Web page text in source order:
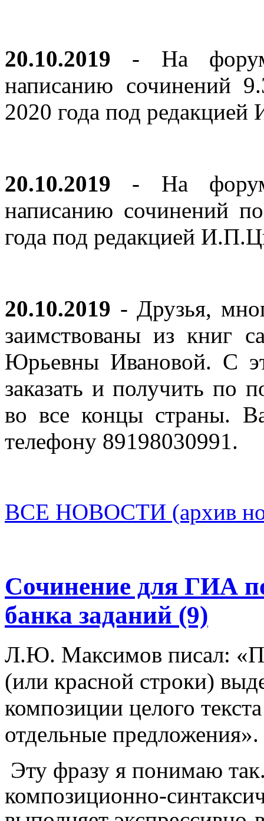
20.10.2019 - На
написанию сочинений
2020 года под
20.10.2019 - На
написанию сочинений
года под редакцией
20.10.2019 - Друзья,
заимствованы из книг
Юрьевны Ивановой. С
заказать и получить по
во все концы страны.
телефону 89198030991.
ВСЕ НОВОСТИ (архив
Сочинение для ГИА
банка заданий (9)
Л.Ю. Максимов писал:
(или красной строки)
композиции целого
отдельные предложения».
Эту фразу я понимаю
композиционно-